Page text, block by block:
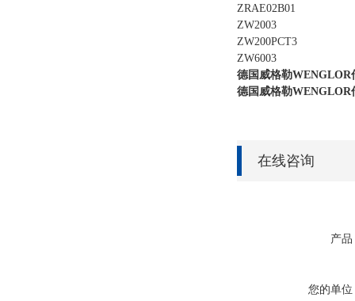
ZRAE02B01
ZW2003
ZW200PCT3
ZW6003
德国威格勒WENGLOR
德国威格勒WENGLOR
在线咨询
产品
您的单位